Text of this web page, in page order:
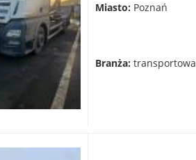
Miasto: Poznań
Branża: transportowa